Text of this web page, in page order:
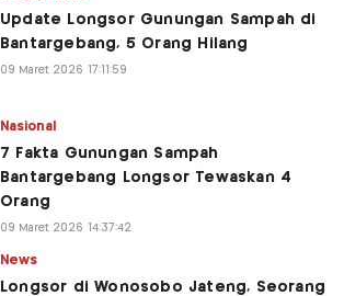
Update Longsor Gunungan Sampah di
Bantargebang, 5 Orang Hilang
09 Maret 2026 17:11:59
Nasional
7 Fakta Gunungan Sampah
Bantargebang Longsor Tewaskan 4
Orang
09 Maret 2026 14:37:42
News
Longsor di Wonosobo Jateng, Seorang